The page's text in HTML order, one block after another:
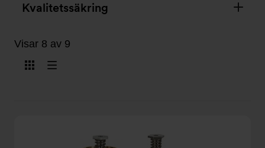
Kvalitetssäkring
Visar 8 av 9
Visa
Visa